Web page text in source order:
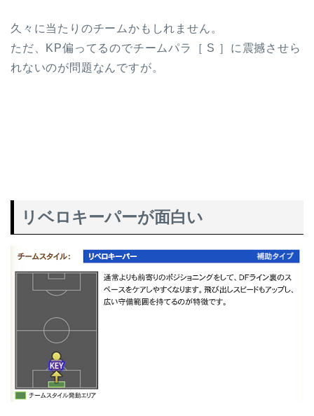
久々に当たりのチームかもしれません。
ただ、KP偏ってるのでチームパラ［ S ］に震撼させら
れないのが問題なんですが。
リベロキーパーが面白い